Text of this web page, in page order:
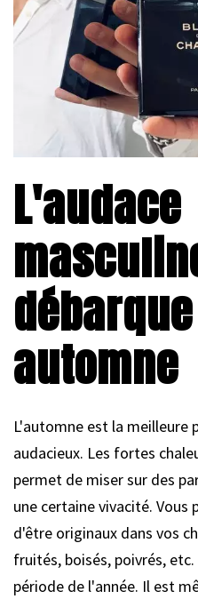
L'audace
automne
L'automne est la meilleure
audacieux. Les fortes
permet de miser sur des
une certaine vivacité. Vous
d'être originaux dans vos
fruités, boisés, poivrés,
période de l'année. Il est